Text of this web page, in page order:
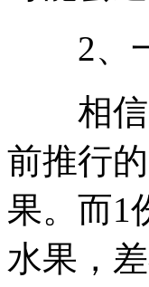
2、一
相信大
前推行
果。而1
水果，